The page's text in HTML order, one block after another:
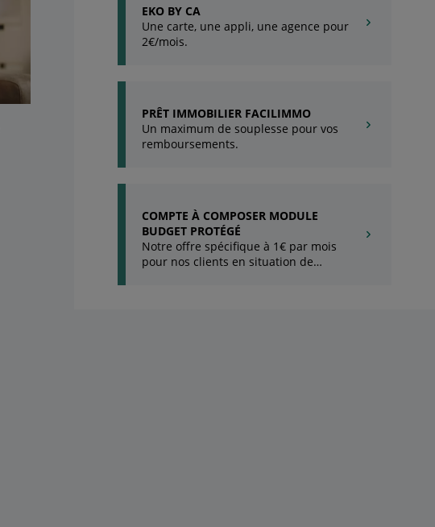
EKO BY CA
Une carte, une appli, une agence pour
2€/mois.
PRÊT IMMOBILIER FACILIMMO
Un maximum de souplesse pour vos
remboursements.
COMPTE À COMPOSER MODULE
BUDGET PROTÉGÉ
Notre offre spécifique à 1€ par mois
pour nos clients en situation de